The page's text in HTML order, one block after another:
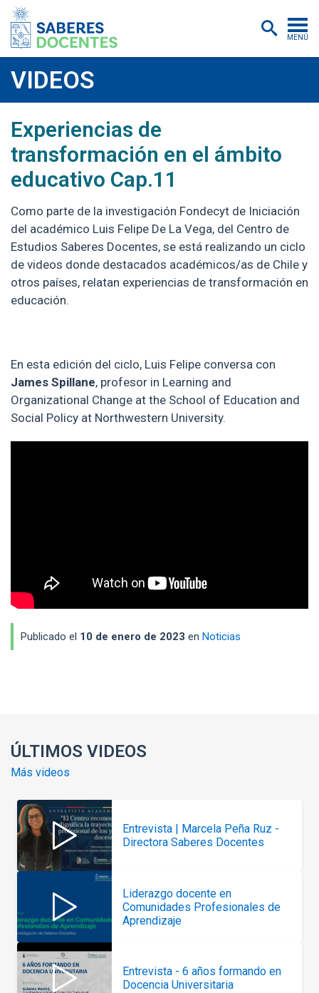
MENÚ
Postítulos y diplomados
Asistencias educativas
Investigación
Publicaciones
Quiénes somos
Inscripciones
Certificados digitales
VIDEOS
Experiencias de
transformación en el ámbito
educativo Cap.11
Como parte de la investigación Fondecyt de Iniciación
del académico Luis Felipe De La Vega, del Centro de
Estudios Saberes Docentes, se está realizando un ciclo
de videos donde destacados académicos/as de Chile y
otros países, relatan experiencias de transformación en
educación.
En esta edición del ciclo, Luis Felipe conversa con
James Spillane, profesor in Learning and
Organizational Change at the School of Education and
Social Policy at Northwestern University.
Publicado el 10 de enero de 2023 en Noticias
ÚLTIMOS VIDEOS
Más videos
Entrevista | Marcela Peña Ruz -
Directora Saberes Docentes
Liderazgo docente en
Comunidades Profesionales de
Aprendizaje
Entrevista - 6 años formando en
Docencia Universitaria